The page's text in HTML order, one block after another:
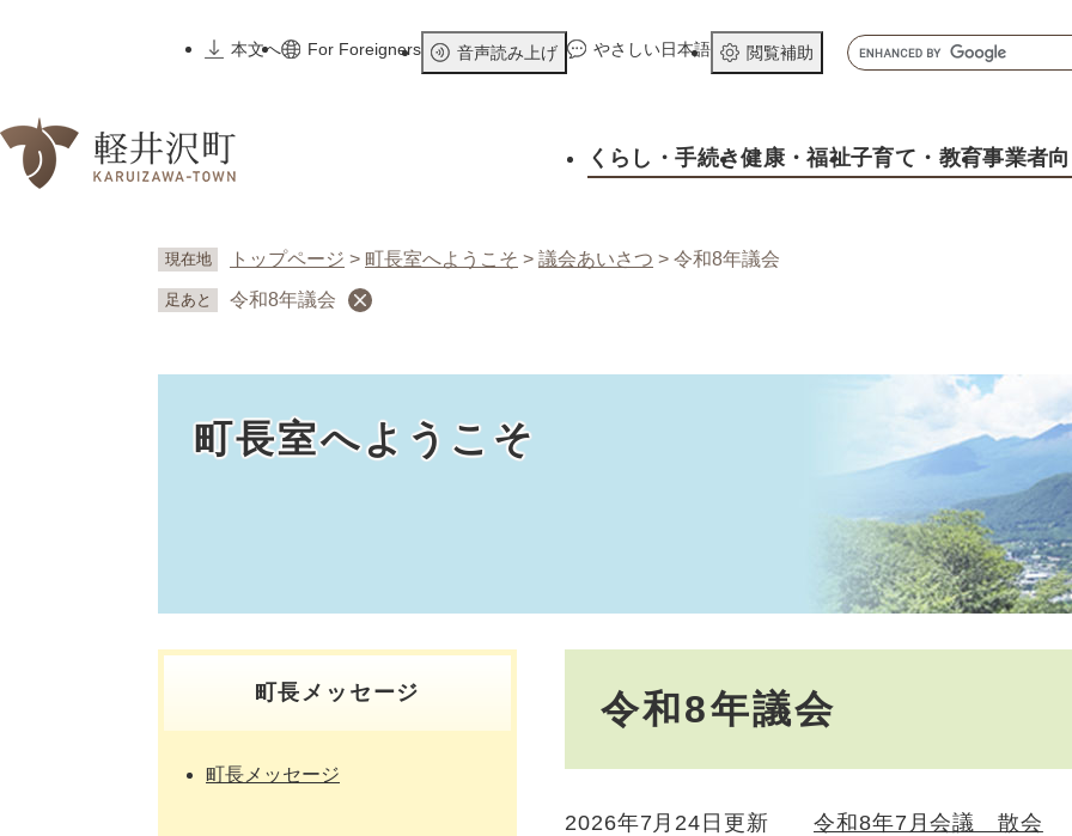
先
本文へ
For Foreigners 音声読み上げ やさしい日本語 閲覧補助
キ
ー
ド
くらし ・手続き健康 ・福祉子育て ・教育事業者
現在地 トップページ > 町長室へようこそ > 議会あいさつ > 令和8年議会
足あと 令和8年議会
町長室へようこそ
令和8年議会
2026年7月24日更新 令和8年7月会議 散会
町長メッセージ
町長メッセージ